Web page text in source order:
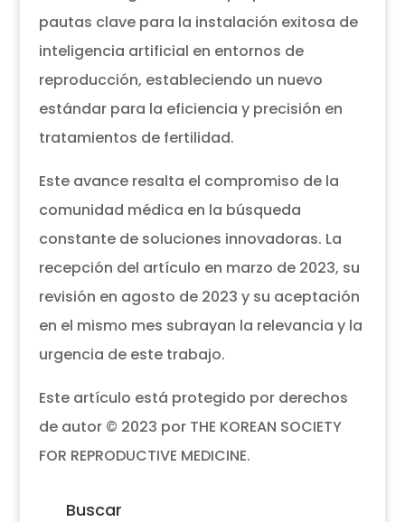
pautas clave para la instalación exitosa de
inteligencia artificial en entornos de
reproducción, estableciendo un nuevo
estándar para la eficiencia y precisión en
tratamientos de fertilidad.
Este avance resalta el compromiso de la
comunidad médica en la búsqueda
constante de soluciones innovadoras. La
recepción del artículo en marzo de 2023, su
revisión en agosto de 2023 y su aceptación
en el mismo mes subrayan la relevancia y la
urgencia de este trabajo.
Este artículo está protegido por derechos
de autor © 2023 por THE KOREAN SOCIETY
FOR REPRODUCTIVE MEDICINE.
Buscar